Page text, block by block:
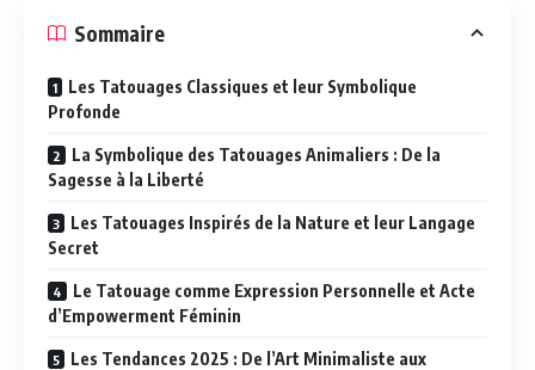
Sommaire
Les Tatouages Classiques et leur Symbolique
Profonde
La Symbolique des Tatouages Animaliers : De la
Sagesse à la Liberté
Les Tatouages Inspirés de la Nature et leur Langage
Secret
Le Tatouage comme Expression Personnelle et Acte
d’Empowerment Féminin
Les Tendances 2025 : De l’Art Minimaliste aux